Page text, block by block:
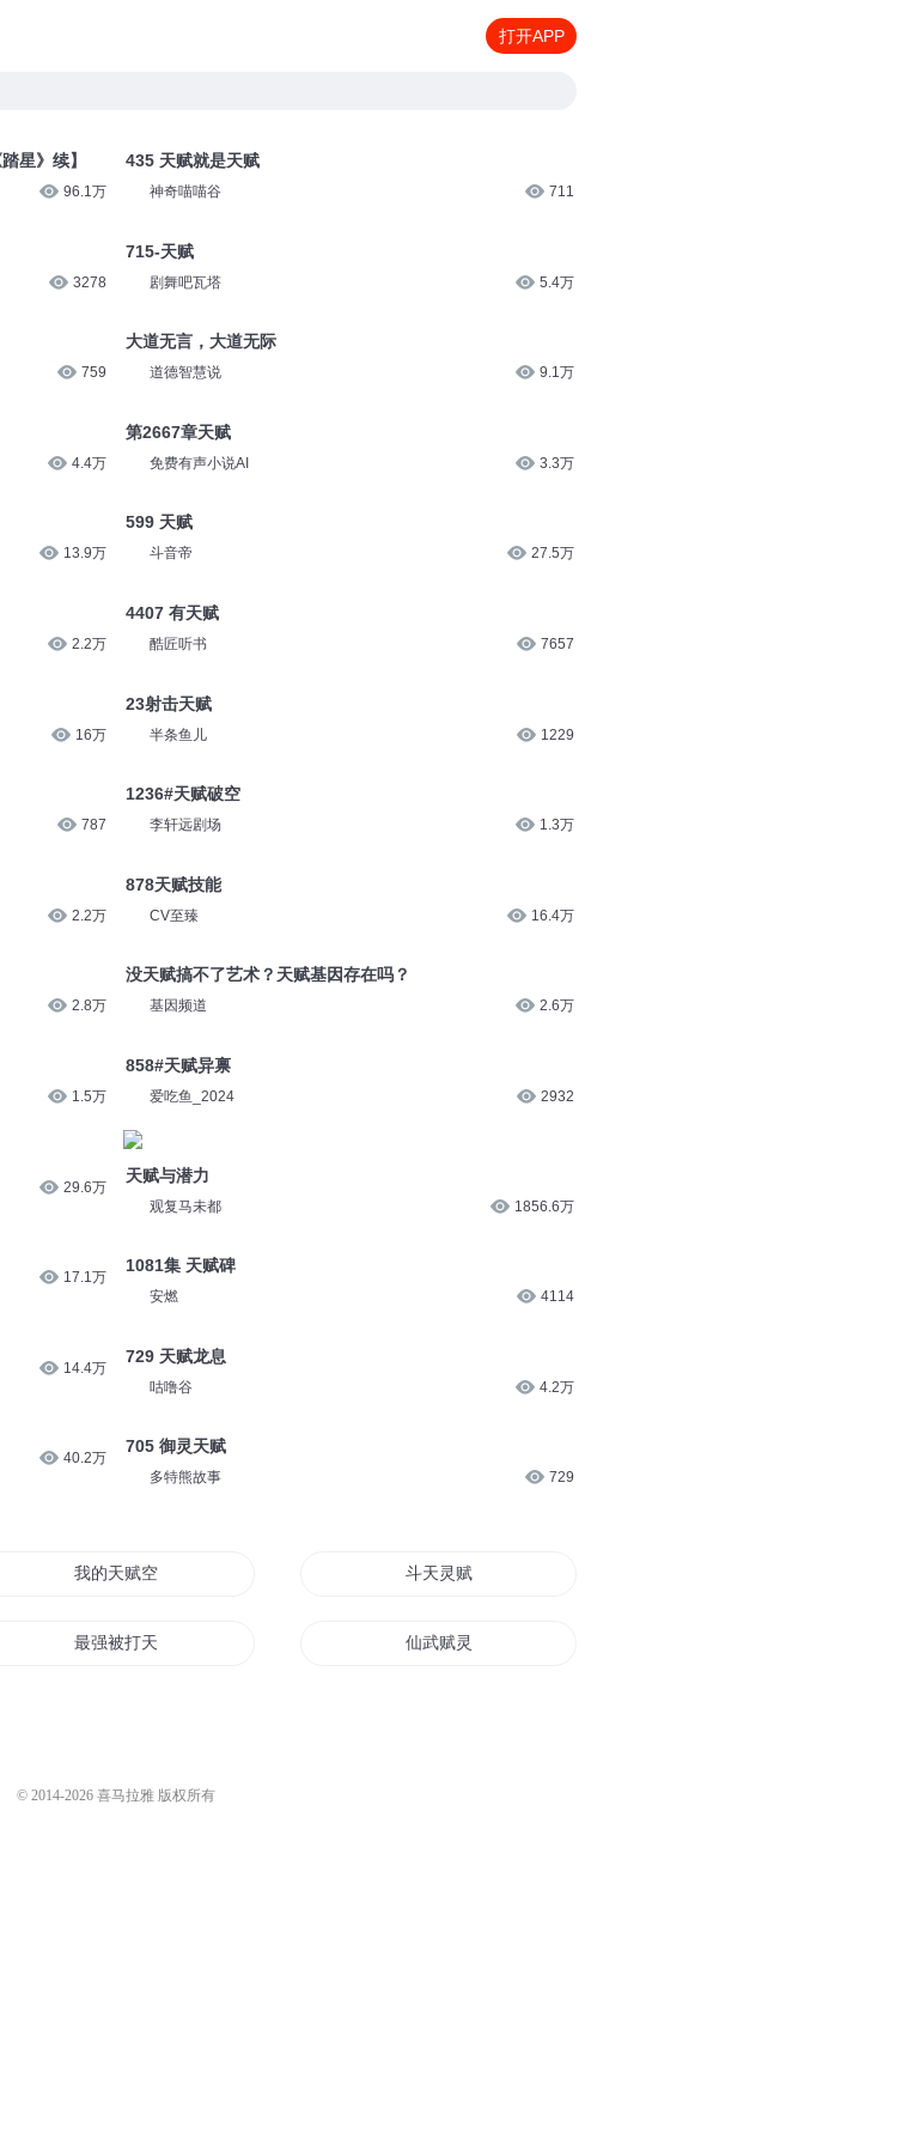
打开APP
星》续】
96.1万
3278
759
4.4万
13.9万
2.2万
16万
787
2.2万
2.8万
1.5万
29.6万
17.1万
14.4万
40.2万
435 天赋就是天赋
神奇喵喵谷 711
715-天赋
剧舞吧瓦塔 5.4万
大道无言，大道无际
道德智慧说 9.1万
第2667章天赋
免费有声小说AI 3.3万
599 天赋
斗音帝 27.5万
4407 有天赋
酷匠听书 7657
23射击天赋
半条鱼儿 1229
1236#天赋破空
李轩远剧场 1.3万
878天赋技能
CV至臻 16.4万
没天赋搞不了艺术？天赋基因存在吗？
基因频道 2.6万
858#天赋异禀
爱吃鱼_2024 2932
天赋与潜力
观复马未都 1856.6万
1081集 天赋碑
安燃 4114
729 天赋龙息
咕噜谷 4.2万
705 御灵天赋
多特熊故事 729
我的天赋空间 斗天灵赋
最强被打天赋 仙武赋灵
© 2014-2026 喜马拉雅 版权所有